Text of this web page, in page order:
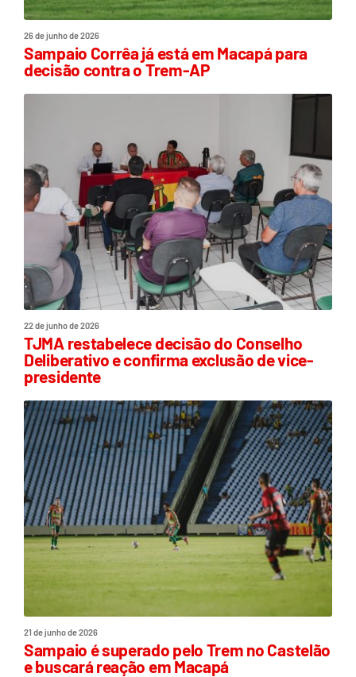
26 de junho de 2026
Sampaio Corrêa já está em Macapá para
decisão contra o Trem-AP
22 de junho de 2026
TJMA restabelece decisão do Conselho
Deliberativo e confirma exclusão de vice-
presidente
21 de junho de 2026
Sampaio é superado pelo Trem no Castelão
e buscará reação em Macapá